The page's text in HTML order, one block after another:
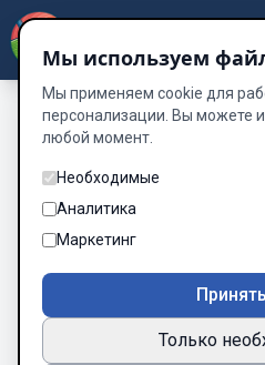
Мы используем
Мы применяем cookie для
персонализации. Вы можете
любой момент.
Необходимые
Аналитика
Маркетинг
Только